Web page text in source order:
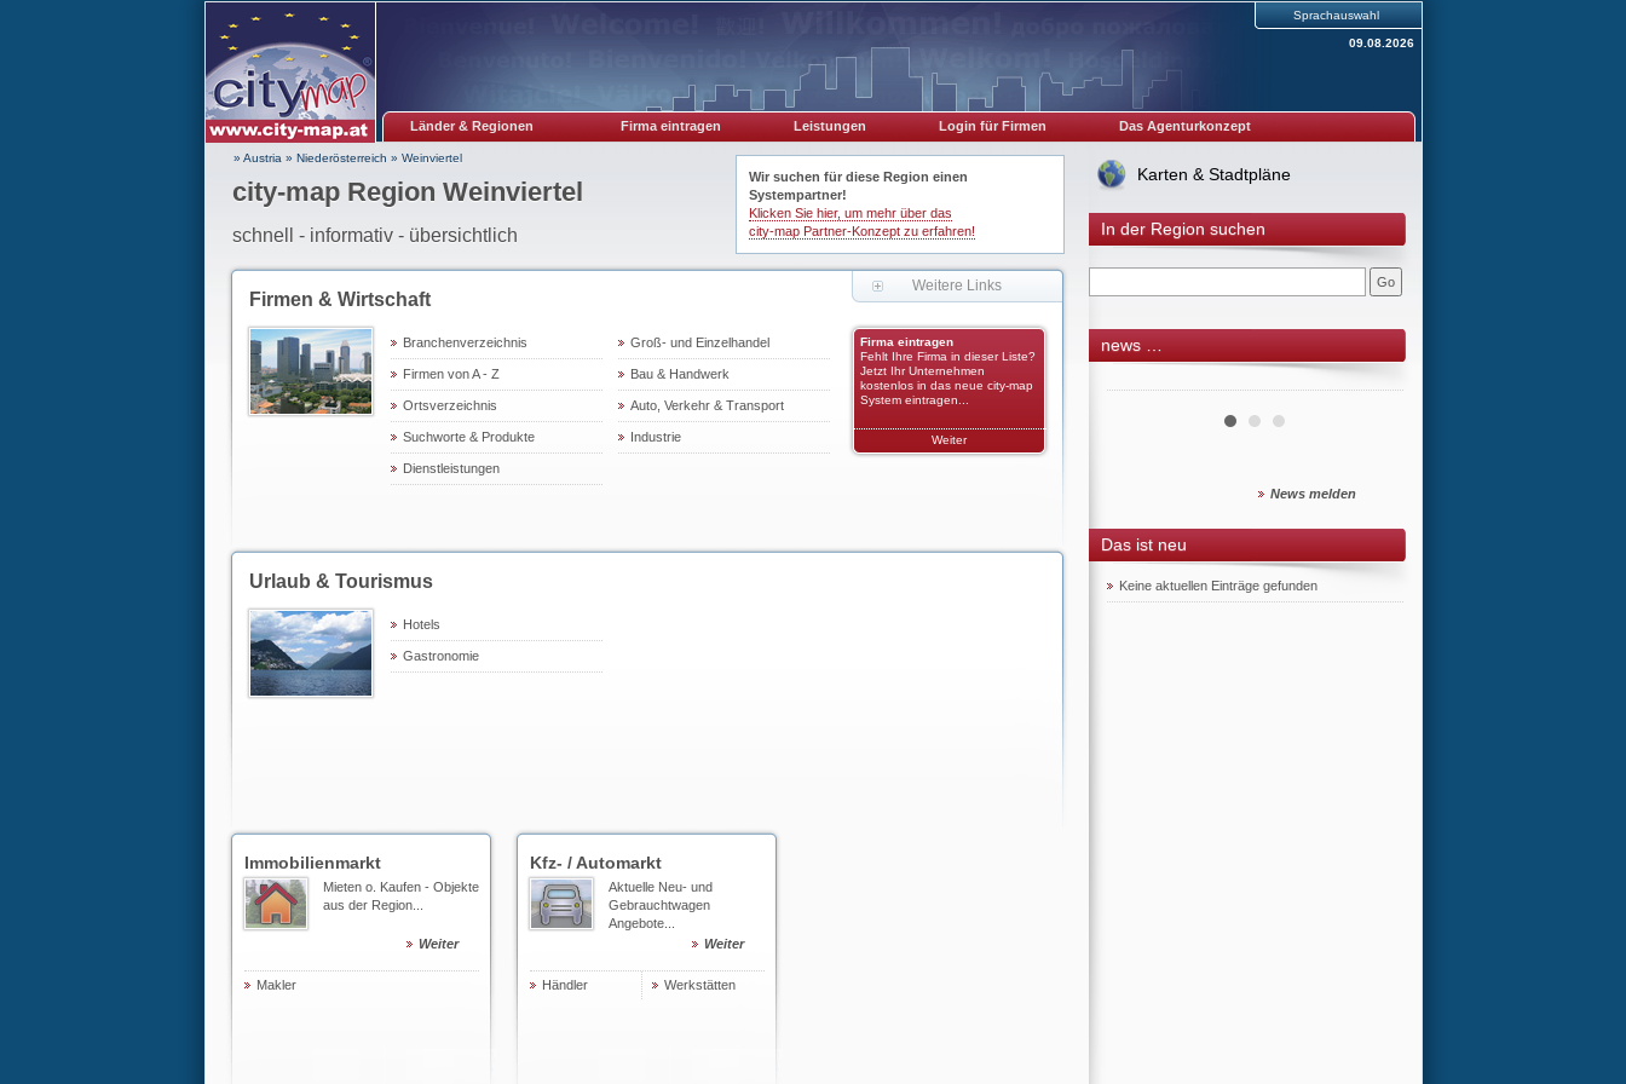
Sprachauswahl
09.08.2026
Länder & Regionen Firma eintragen Leistungen Login für Firmen Das Agenturkonzept
» Austria » Niederösterreich » Weinviertel
city-map Region Weinviertel
schnell - informativ - übersichtlich
Wir suchen für diese Region einen
Systempartner!
Klicken Sie hier, um mehr über das
city-map Partner-Konzept zu erfahren!
Firmen & Wirtschaft
Branchenverzeichnis
Firmen von A - Z
Ortsverzeichnis
Suchworte & Produkte
Dienstleistungen
Groß- und Einzelhandel
Bau & Handwerk
Auto, Verkehr & Transport
Industrie
Weitere Links
Firma eintragen
Fehlt Ihre Firma in dieser Liste?
Jetzt Ihr Unternehmen
kostenlos in das neue city-map
System eintragen...
Weiter
Urlaub & Tourismus
Hotels
Gastronomie
Immobilienmarkt
Mieten o. Kaufen - Objekte
aus der Region...
Weiter
Makler
Kfz- / Automarkt
Aktuelle Neu- und
Gebrauchtwagen
Angebote...
Weiter
Händler Werkstätten
Karten & Stadtpläne
In der Region suchen
news …
News melden
Das ist neu
Keine aktuellen Einträge gefunden